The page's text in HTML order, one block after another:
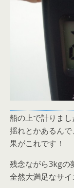
船の上で計りま
揺れとかあるん
果がこれです！
残念ながら3kgの
全然大満足なサ